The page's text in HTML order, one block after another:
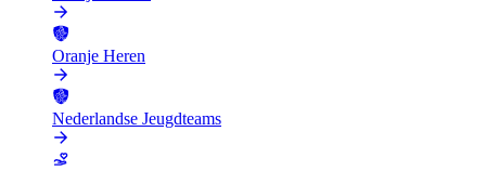
Oranje Heren
Nederlandse Jeugdteams